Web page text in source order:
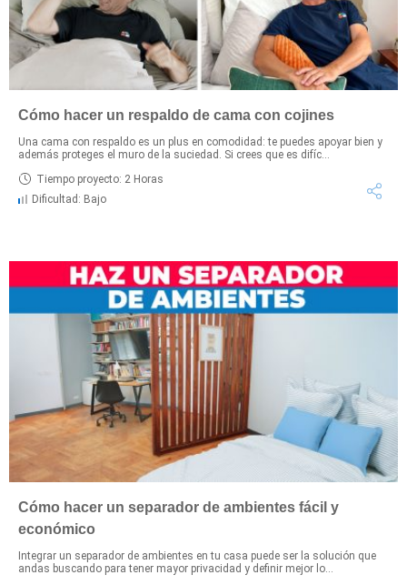
Cómo hacer un respaldo de cama con cojines
Una cama con respaldo es un plus en comodidad: te puedes apoyar bien y
además proteges el muro de la suciedad. Si crees que es difíc...
Tiempo proyecto: 2 Horas
Dificultad: Bajo
Cómo hacer un separador de ambientes fácil y
económico
Integrar un separador de ambientes en tu casa puede ser la solución que
andas buscando para tener mayor privacidad y definir mejor lo...